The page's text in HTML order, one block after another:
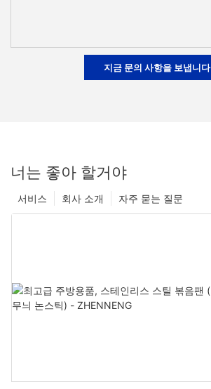
지금 문의 사항을 보냅니다
너는 좋아 할거야
자주 묻는 질문
회사 소개
서비스